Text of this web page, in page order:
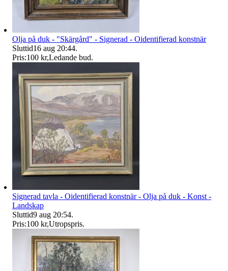
Olja på duk - "Skärgård" - Signerad - Oidentifierad konstnär
Sluttid16 aug 20:44.
Pris:100 kr,Ledande bud.
Signerad tavla - Oidentifierad konstnär - Olja på duk - Konst -
Landskap
Sluttid9 aug 20:54.
Pris:100 kr,Utropspris.